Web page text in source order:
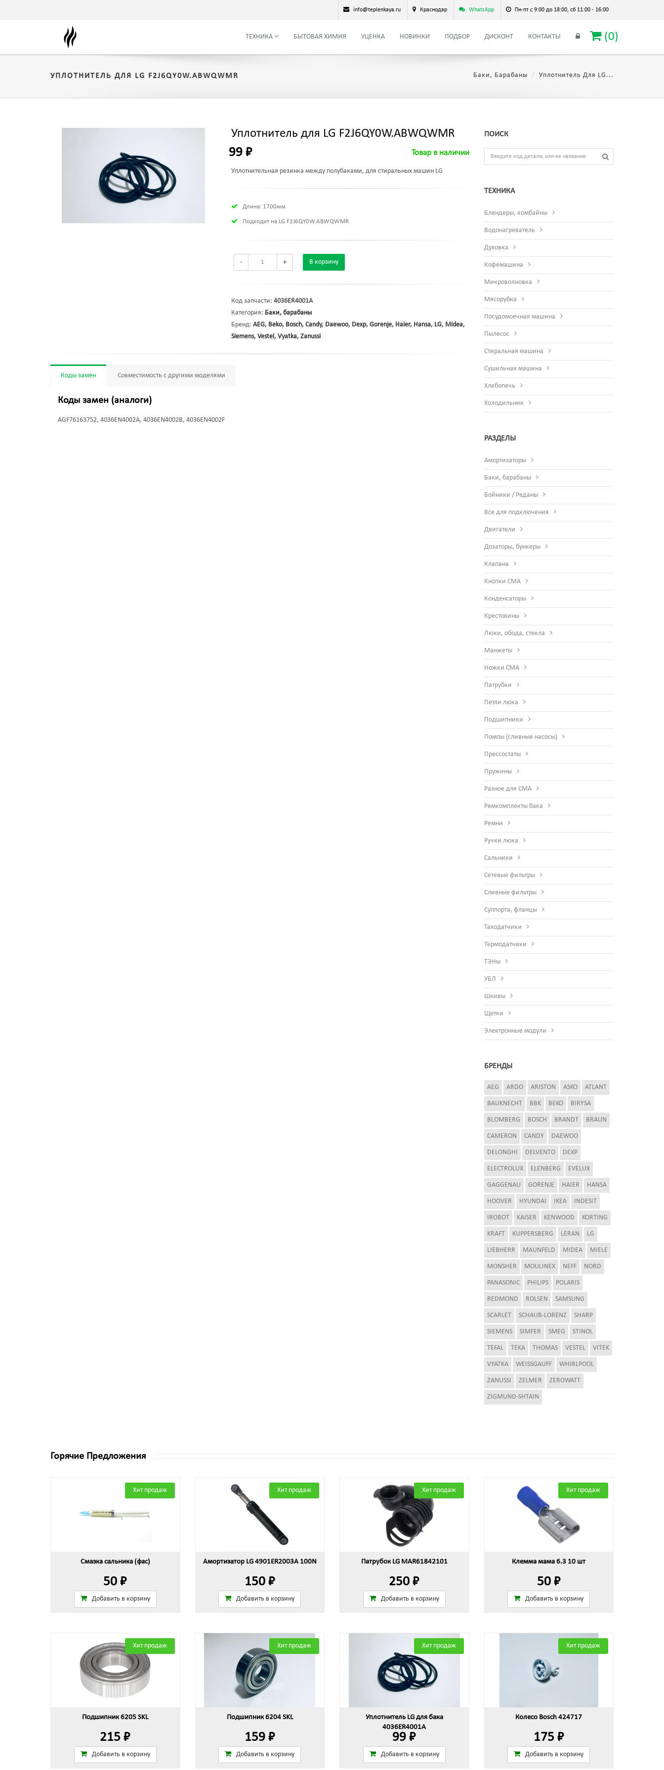
info@teplenkaya.ru Краснодар WhatsApp Пн-пт с 9:00 до 18:00, сб 11:00 - 16:00
ТЕХНИКА БЫТОВАЯ ХИМИЯ УЦЕНКА НОВИНКИ ПОДБОР ДИСКОНТ КОНТАКТЫ (0)
УПЛОТНИТЕЛЬ ДЛЯ LG F2J6QY0W.ABWQWMR Баки, Барабаны Уплотнитель Для LG...
Уплотнитель для LG F2J6QY0W.ABWQWMR
99 ₽ Товар в наличии
Уплотнительная резинка между полубаками, для стиральных машин LG
Длина: 1700мм
Подходит на LG F2J6QY0W.ABWQWMR
- + В корзину
Код запчасти: 4036ER4001A
Категория: Баки, барабаны
Бренд: AEG, Beko, Bosch, Candy, Daewoo, Dexp, Gorenje, Haier, Hansa, LG, Midea,
Siemens, Vestel, Vyatka, Zanussi
Коды замен Совместимость с другими моделями
Коды замен (аналоги)
AGF76163752, 4036EN4002A, 4036EN4002B, 4036EN4002F
ПОИСК
ТЕХНИКА
Блендеры, комбайны
Водонагреватель
Духовка
Кофемашина
Микроволновка
Мясорубка
Посудомоечная машина
Пылесос
Стиральная машина
Сушильная машина
Хлебопечь
Холодильник
РАЗДЕЛЫ
Амортизаторы
Баки, барабаны
Бойники / Реданы
Все для подключения
Двигатели
Дозаторы, бункеры
Клапана
Кнопки СМА
Конденсаторы
Крестовины
Люки, обода, стекла
Манжеты
Ножки СМА
Патрубки
Петли люка
Подшипники
Помпы (сливные насосы)
Прессостаты
Пружины
Разное для СМА
Ремкомплекты бака
Ремни
Ручки люка
Сальники
Сетевые фильтры
Сливные фильтры
Суппорта, фланцы
Таходатчики
Термодатчики
ТЭНы
УБЛ
Шкивы
Щетки
Электронные модули
БРЕНДЫ
AEG ARDO ARISTON ASKO ATLANT
BAUKNECHT BBK BEKO BIRYSA
BLOMBERG BOSCH BRANDT BRAUN
CAMERON CANDY DAEWOO
DELONGHI DELVENTO DEXP
ELECTROLUX ELENBERG EVELUX
GAGGENAU GORENJE HAIER HANSA
HOOVER HYUNDAI IKEA INDESIT
IROBOT KAISER KENWOOD KORTING
KRAFT KUPPERSBERG LERAN LG
LIEBHERR MAUNFELD MIDEA MIELE
MONSHER MOULINEX NEFF NORD
PANASONIC PHILIPS POLARIS
REDMOND ROLSEN SAMSUNG
SCARLET SCHAUB-LORENZ SHARP
SIEMENS SIMFER SMEG STINOL
TEFAL TEKA THOMAS VESTEL VITEK
VYATKA WEISSGAUFF WHIRLPOOL
ZANUSSI ZELMER ZEROWATT
ZIGMUND-SHTAIN
Горячие Предложения
Хит продаж
Смазка сальника (фас)
50 ₽
Добавить в корзину
Хит продаж
Амортизатор LG 4901ER2003A 100N
150 ₽
Добавить в корзину
Хит продаж
Патрубок LG MAR61842101
250 ₽
Добавить в корзину
Хит продаж
Клемма мама 6.3 10 шт
50 ₽
Добавить в корзину
Хит продаж
Подшипник 6205 SKL
215 ₽
Добавить в корзину
Хит продаж
Подшипник 6204 SKL
159 ₽
Добавить в корзину
Хит продаж
Уплотнитель LG для бака
4036ER4001A
99 ₽
Добавить в корзину
Хит продаж
Колесо Bosch 424717
175 ₽
Добавить в корзину